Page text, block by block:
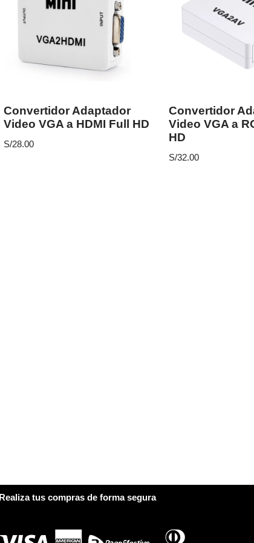
Convertidor Adaptador
Video VGA a HDMI Full HD
S/28.00
Convertidor
Video VGA a
HD
S/32.00
Realiza tus compras de forma segura